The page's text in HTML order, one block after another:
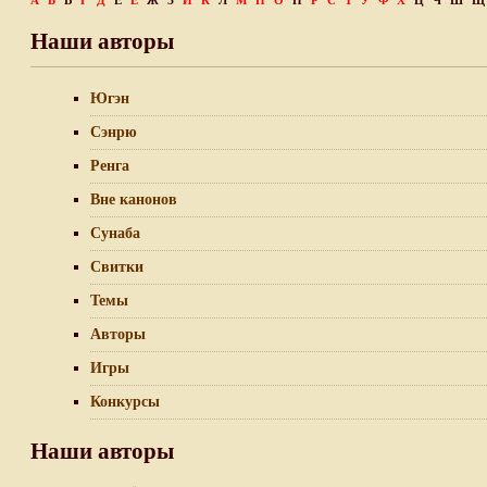
Наши авторы
Югэн
Сэнрю
Ренга
Вне канонов
Сунаба
Свитки
Темы
Авторы
Игры
Конкурсы
Наши авторы